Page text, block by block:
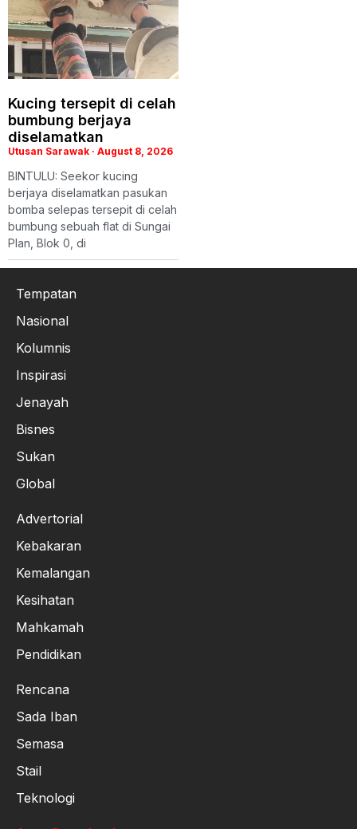
Kucing tersepit di celah
bumbung berjaya
diselamatkan
Utusan Sarawak August 8, 2026
BINTULU: Seekor kucing
berjaya diselamatkan pasukan
bomba selepas tersepit di celah
bumbung sebuah flat di Sungai
Plan, Blok 0, di
Tempatan
Nasional
Kolumnis
Inspirasi
Jenayah
Bisnes
Sukan
Global
Advertorial
Kebakaran
Kemalangan
Kesihatan
Mahkamah
Pendidikan
Rencana
Sada Iban
Semasa
Stail
Teknologi